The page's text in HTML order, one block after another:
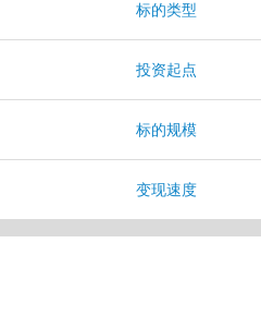
标的类型
投资起点
标的规模
变现速度